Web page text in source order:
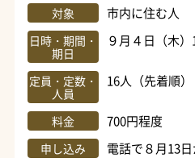
対象 市内に住む人
日時・期間・
期日
９月４日（木
定員・定数・
人員
16人（先着順）
料金 700円程度
申し込み
電話で８月13日